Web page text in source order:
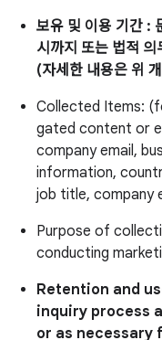
보유 및 이용 기간 :
시까지 또는 법적
(자세한 내용은 위
Collected Items:
gated content or
company email,
information,
job title, company
Purpose of
conducting
Retention and
inquiry process
or as necessary